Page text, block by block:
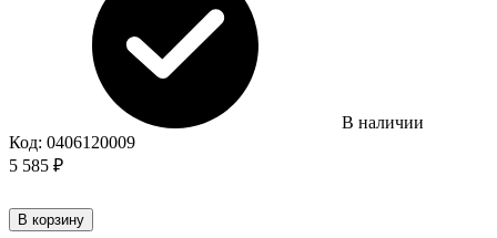
В наличии
Код: 0406120009
5 585 ₽
В корзину